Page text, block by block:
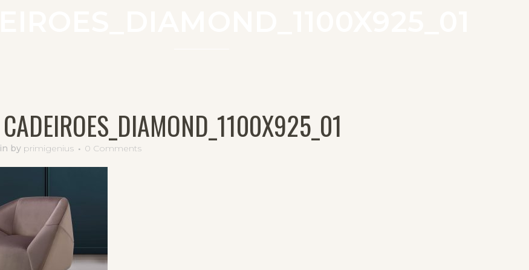
CADEIROES_DIAMOND_1100X925_01
in by primigenius 0 Comments